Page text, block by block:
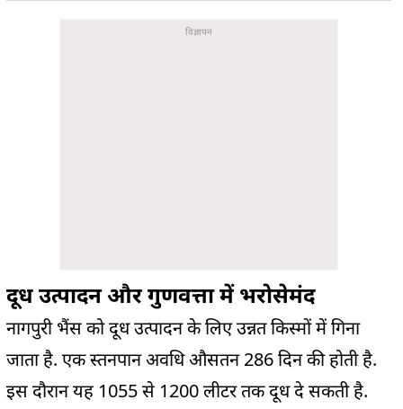
दूध उत्पादन और गुणवत्ता में भरोसेमंद
नागपुरी भैंस को दूध उत्पादन के लिए उन्नत किस्मों में गिना
जाता है. एक स्तनपान अवधि औसतन 286 दिन की होती है.
इस दौरान यह 1055 से 1200 लीटर तक दूध दे सकती है.